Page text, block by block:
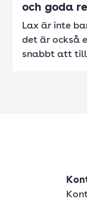
och goda
Lax är inte
det är också
snabbt att